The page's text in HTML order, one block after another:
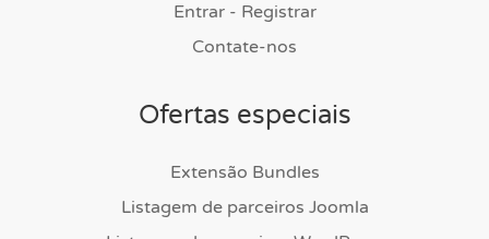
Entrar - Registrar
Contate-nos
Ofertas especiais
Extensão Bundles
Listagem de parceiros Joomla